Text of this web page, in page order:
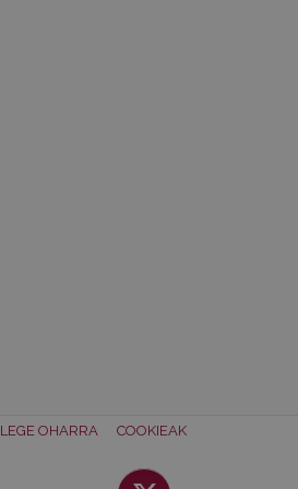
LEGE OHARRA COOKIEAK